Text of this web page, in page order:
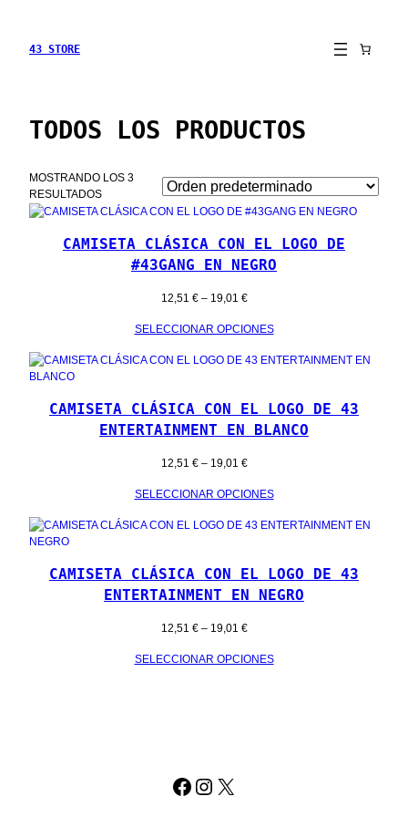
43 STORE
TODOS LOS PRODUCTOS
MOSTRANDO LOS 3
RESULTADOS
CAMISETA CLÁSICA CON EL LOGO DE
#43GANG EN NEGRO
12,51 € – 19,01 €RANGO
PRECIOS:
12,51 €
SELECCIONAR OPCIONES
CAMISETA CLÁSICA CON EL LOGO DE 43
ENTERTAINMENT EN BLANCO
12,51 € – 19,01 €RANGO
PRECIOS:
12,51 €
SELECCIONAR OPCIONES
CAMISETA CLÁSICA CON EL LOGO DE 43
ENTERTAINMENT EN NEGRO
12,51 € – 19,01 €RANGO
PRECIOS:
SELECCIONAR OPCIONES
FACEBOOK
INSTAGRAM
X